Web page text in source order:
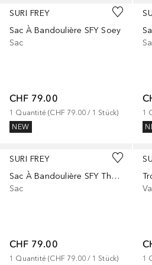
SURI FREY
Sac À Bandoulière SFY Soey
Sac
CHF 79.00
1 Quantité (CHF 79.00 / 1 Stück)
NEW
1
SURI FREY
Sac À Bandoulière SFY Thessy
Sac
CHF 79.00
1 Quantité (CHF 79.00 / 1 Stück)
1